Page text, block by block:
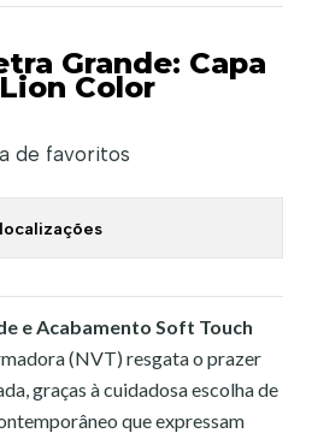
Grande: Capa
Color
de favoritos
e Acabamento Soft Touch
(NVT) resgata o prazer
graças à cuidadosa escolha de
que expressam